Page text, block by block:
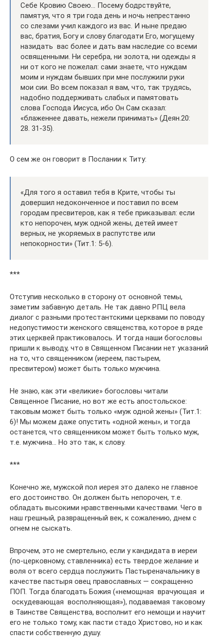
Себе Кровию Своею… Посему бодрствуйте,
памятуя, что я три года день и ночь непрестанно
со слезами учил каждого из вас. И ныне предаю
вас, братия, Богу и слову благодати Его, могущему
назидать вас более и дать вам наследие со всеми
освященными. Ни серебра, ни золота, ни одежды я
ни от кого не пожелал: сами знаете, что нуждам
моим и нуждам бывших при мне послужили руки
мои сии. Во всем показал я вам, что, так трудясь,
надобно поддерживать слабых и памятовать
слова Господа Иисуса, ибо Он Сам сказал:
«блаженнее давать, нежели принимать» (Деян.20:
28. 31-35).
О сем же он говорит в Послании к Титу:
«Для того я оставил тебя в Крите, чтобы ты
довершил недоконченное и поставил по всем
городам пресвитеров, как я тебе приказывал: если
кто непорочен, муж одной жены, детей имеет
верных, не укоряемых в распутстве или
непокорности» (Тит.1: 5-6).
***
Отступив несколько в сторону от основной темы,
заметим забавную деталь. Не так давно РПЦ вела
диалог с разными протестантскими церквами по поводу
недопустимости женского священства, которое в ряде
этих церквей практиковалось. И тогда наши богословы
пришли к выводу, что в Священном Писании нет указаний
на то, что священником (иереем, пастырем,
пресвитером) может быть только мужчина.
Не знаю, как эти «великие» богословы читали
Священное Писание, но вот же есть апостольское:
таковым может быть только «муж одной жены» (Тит.1:
6)! Мы можем даже опустить «одной жены», и тогда
останется, что священником может быть только муж,
т.е. мужчина… Но это так, к слову.
***
Конечно же, мужской пол иерея это далеко не главное
его достоинство. Он должен быть непорочен, т.е.
обладать высокими нравственными качествами. Чего в
наш грешный, развращенный век, к сожалению, днем с
огнем не сыскать.
Впрочем, это не смертельно, если у кандидата в иереи
(по-церковному, ставленника) есть твердое желание и
воля от всего сердца послужить Пастыреначальнику в
качестве пастыря овец православных — сокращенно
ПОП. Тогда благодать Божия («немощная врачующая и
оскудевающая восполняющая»), подаваемая таковому
в Таинстве Священства, восполнит его немощи и научит
его не только тому, как пасти стадо Христово, но и как
спасти собственную душу.